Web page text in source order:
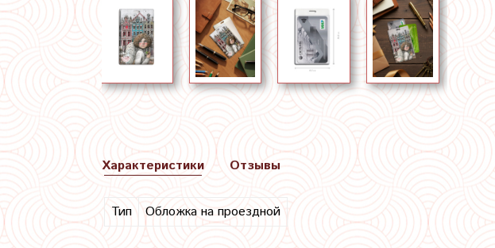
Характеристики
Тип Обложка на проездной
Отзывы